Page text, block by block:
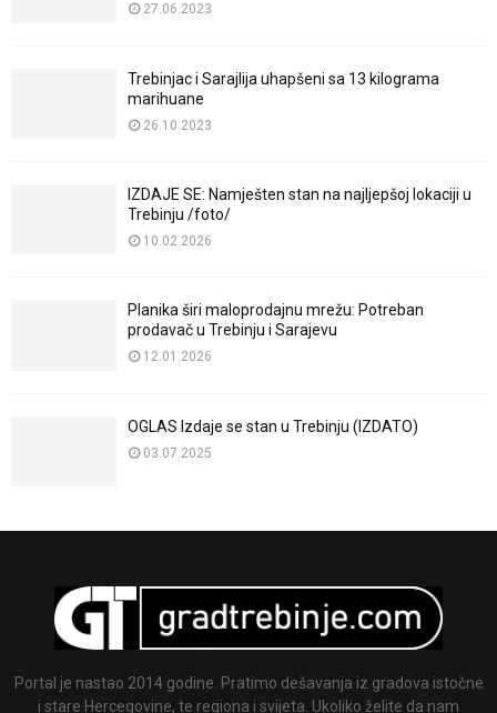
27.06.2023
Trebinjac i Sarajlija uhapšeni sa 13 kilograma
marihuane
26.10.2023
IZDAJE SE: Namješten stan na najljepšoj lokaciji u
Trebinju /foto/
10.02.2026
Planika širi maloprodajnu mrežu: Potreban
prodavač u Trebinju i Sarajevu
12.01.2026
OGLAS Izdaje se stan u Trebinju (IZDATO)
03.07.2025
Portal je nastao 2014 godine. Pratimo dešavanja iz gradova istočne
i stare Hercegovine, te regiona i svijeta. Ukoliko želite da nam